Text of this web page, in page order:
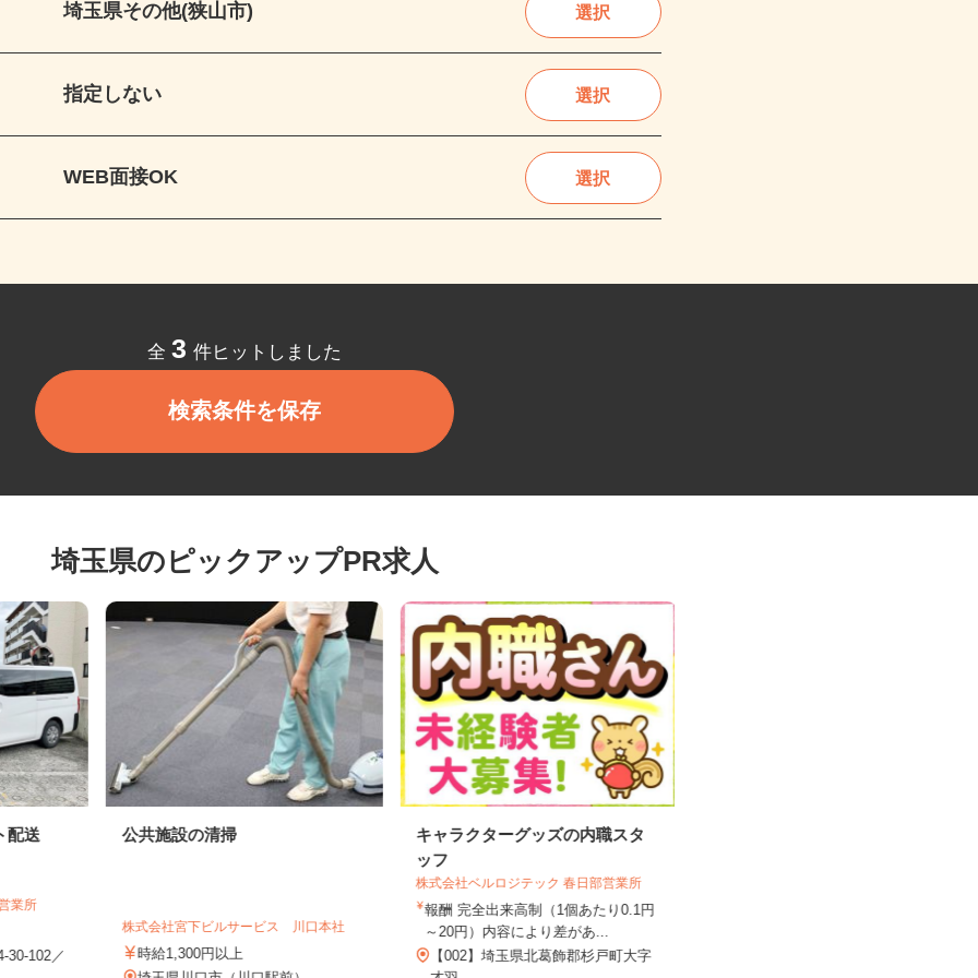
埼玉県その他(狭山市) 選択
指定しない 選択
WEB面接OK 選択
全3件ヒットしました
検索条件を保存
埼玉県のピックアップPR求人
株式会社宮下ビルサービス 川口本社
キャラクターグッズの内職スタ
ッフ
株式会社ベルロジテック 春日部営業所
報酬 完全出来高制（1個あたり0.1円
～20円）内容により差があ...